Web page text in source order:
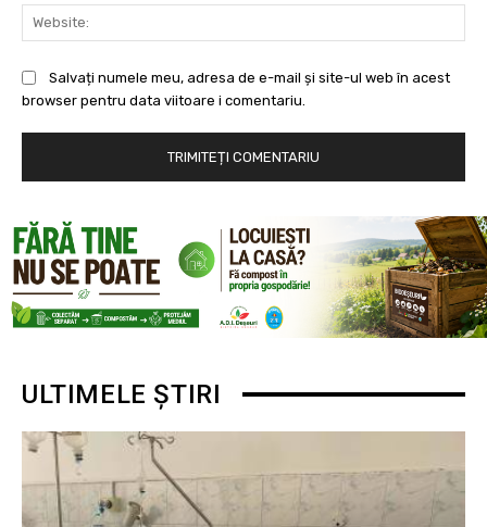
Salvați numele meu, adresa de e-mail și site-ul web în acest
browser pentru data viitoare i comentariu.
ULTIMELE ȘTIRI